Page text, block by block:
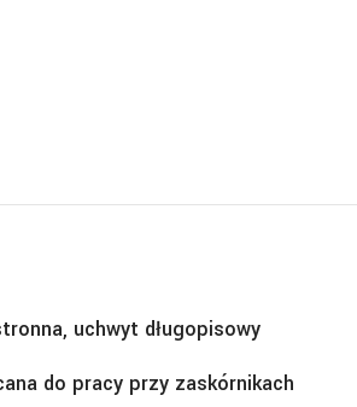
uchwyt długopisowy
do pracy przy zaskórnikach